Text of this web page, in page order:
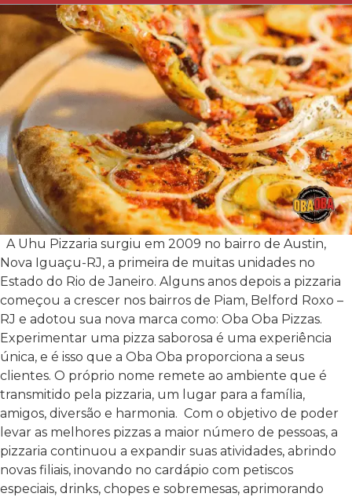
A Uhu Pizzaria surgiu em 2009 no bairro de Austin,
Nova Iguaçu-RJ, a primeira de muitas unidades no
Estado do Rio de Janeiro. Alguns anos depois a pizzaria
começou a crescer nos bairros de Piam, Belford Roxo –
RJ e adotou sua nova marca como: Oba Oba Pizzas.
Experimentar uma pizza saborosa é uma experiência
única, e é isso que a Oba Oba proporciona a seus
clientes. O próprio nome remete ao ambiente que é
transmitido pela pizzaria, um lugar para a família,
amigos, diversão e harmonia. Com o objetivo de poder
levar as melhores pizzas a maior número de pessoas, a
pizzaria continuou a expandir suas atividades, abrindo
novas filiais, inovando no cardápio com petiscos
especiais, drinks, chopes e sobremesas, aprimorando